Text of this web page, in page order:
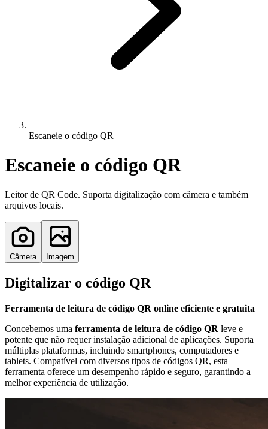
Escaneie o código QR
Escaneie o código QR
Leitor de QR Code. Suporta digitalização com câmera e também
arquivos locais.
Câmera Imagem
Digitalizar o código QR
Ferramenta de leitura de código QR online eficiente e gratuita
Concebemos uma ferramenta de leitura de código QR leve e
potente que não requer instalação adicional de aplicações. Suporta
múltiplas plataformas, incluindo smartphones, computadores e
tablets. Compatível com diversos tipos de códigos QR, esta
ferramenta oferece um desempenho rápido e seguro, garantindo a
melhor experiência de utilização.